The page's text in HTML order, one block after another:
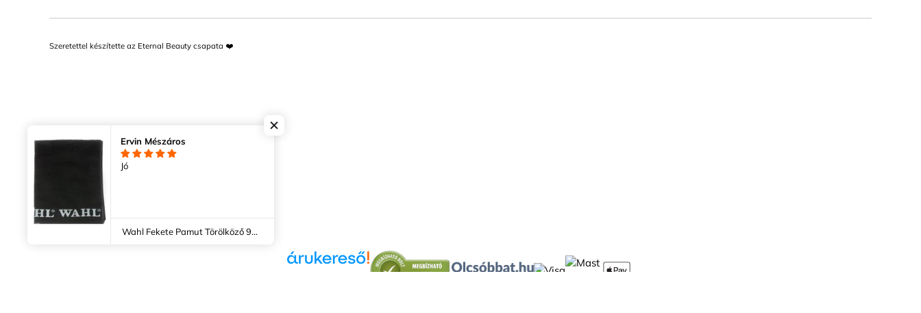
Szeretettel készítette az Eternal Beauty csapata ❤️
Ervin Mészáros
Jó
Wahl Fekete Pamut Törölköző 94x48 cm